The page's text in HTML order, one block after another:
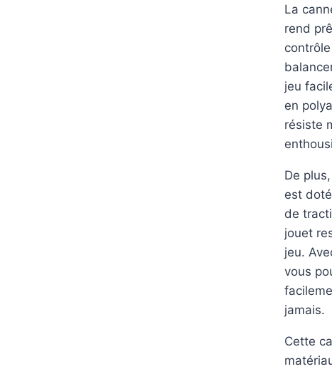
La
rend
jeu
en
résiste
De
est
de
jouet
jeu.
vous
jamais.
Cette